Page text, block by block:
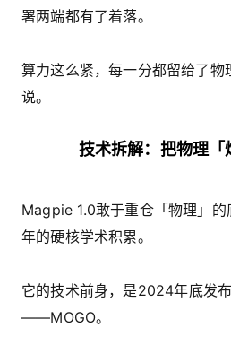
署两端都有了着落。
算力这么紧，每一分都留给了物
说。
技术拆解：把物理「
Magpie 1.0敢于重仓「物理」
年的硬核学术积累。
它的技术前身，是2024年底发
——MOGO。